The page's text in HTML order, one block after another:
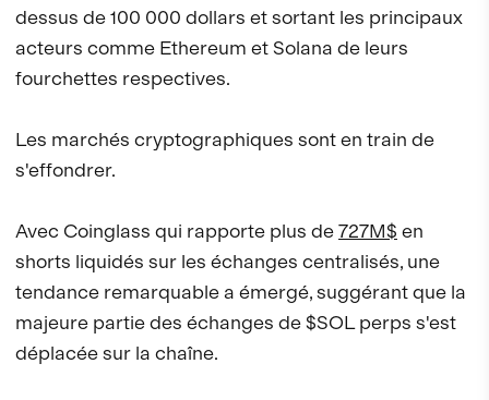
dessus de 100 000 dollars et sortant les principaux
acteurs comme Ethereum et Solana de leurs
fourchettes respectives.
Les marchés cryptographiques sont en train de
s'effondrer.
Avec Coinglass qui rapporte plus de727M$ en
shorts liquidés sur les échanges centralisés, une
tendance remarquable a émergé, suggérant que la
majeure partie des échanges de $SOL perps s'est
déplacée sur la chaîne.